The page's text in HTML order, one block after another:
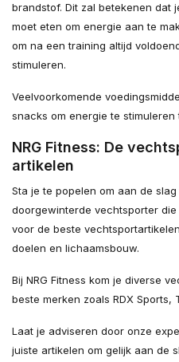
brandstof. Dit zal betekenen dat
moet eten om energie aan te
om na een training altijd
stimuleren.
Veelvoorkomende
snacks om energie te
NRG Fitness: De
artikelen
Sta je te popelen om aan de
doorgewinterde vechtsporter
voor de beste
doelen en lichaamsbouw.
Bij NRG Fitness kom je diverse
beste merken zoals RDX Sports,
Laat je adviseren door onze
juiste artikelen om gelijk aan de